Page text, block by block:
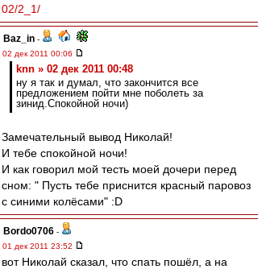
02/2_1/
Baz_in -
02 дек 2011 00:06
knn » 02 дек 2011 00:48
ну я так и думал, что закончится все
предложением пойти мне поболеть за
зинид.Спокойной ночи)
Замечательный вывод Николай!
И тебе спокойной ночи!
И как говорил мой тесть моей дочери перед
сном: " Пусть тебе приснится красный паровоз
с синими колёсами" :D
Bordo0706 -
01 дек 2011 23:52
вот Николай сказал, что спать пошёл, а на